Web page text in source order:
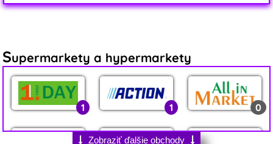
Supermarkety a hypermarkety
1 1 0
Zobraziť ďalšie obchody